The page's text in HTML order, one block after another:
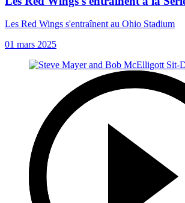
Les Red Wings s'entraînent au Ohio Stadium
01 mars 2025